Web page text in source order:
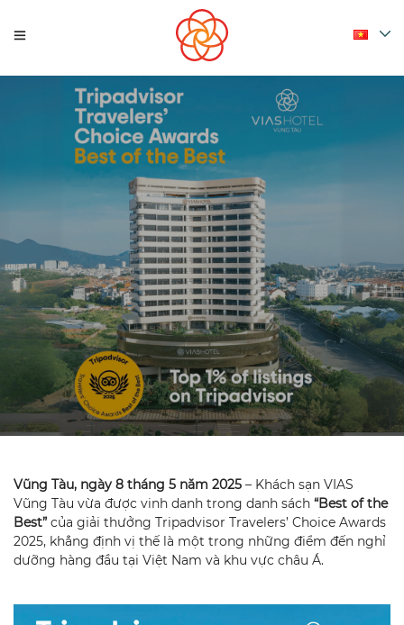
Vũng Tàu, ngày 8 tháng 5 năm 2025 – Khách sạn VIAS
Vũng Tàu vừa được vinh danh trong danh sách “Best of the
Best”của giải thưởng Tripadvisor Travelers’ Choice Awards
2025, khẳng định vị thế là một trong những điểm đến nghỉ
dưỡng hàng đầu tại Việt Nam và khu vực châu Á.